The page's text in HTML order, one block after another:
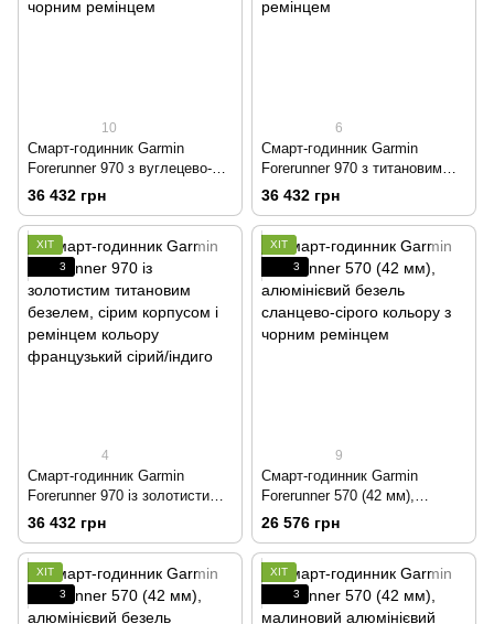
10
Смарт-годинник Garmin
Forerunner 970 з вуглецево-
сірим титановим безелем
DLC, чорним корпусом і
чорним ремінцем
36 432 грн
6
Смарт-годинник Garmin
Forerunner 970 з титановим
безелем, корпусом кольору
білого каменю і біло-жовтим
ремінцем
36 432 грн
ХІТ
3
4
Смарт-годинник Garmin
Forerunner 970 із золотистим
титановим безелем, сірим
корпусом і ремінцем кольору
французький сірий/індиго
36 432 грн
ХІТ
3
9
Смарт-годинник Garmin
Forerunner 570 (42 мм),
алюмінієвий безель сланцево-
сірого кольору з чорним
ремінцем
26 576 грн
ХІТ
3
ХІТ
3